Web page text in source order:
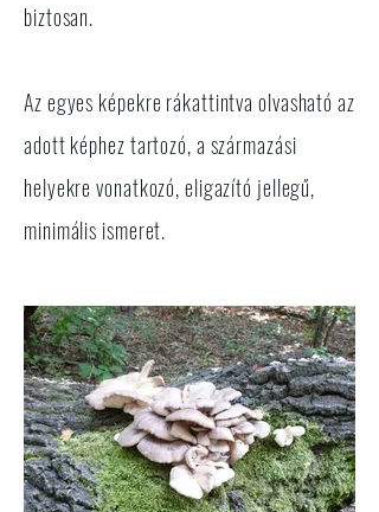
biztosan.
Az egyes képekre rákattintva olvasható az
adott képhez tartozó, a származási
helyekre vonatkozó, eligazító jellegű,
minimális ismeret.